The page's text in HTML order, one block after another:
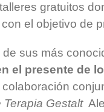
gratuitos
el objetivo de
sus más
el presente de
Gestalt